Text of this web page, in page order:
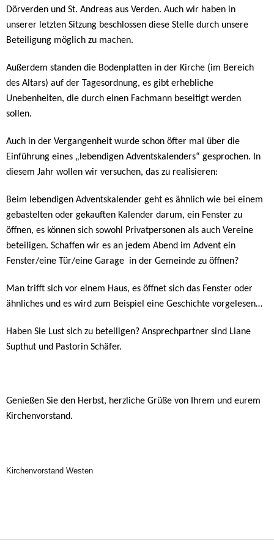
Dörverden und St. Andreas aus Verden. Auch wir haben in
unserer letzten Sitzung beschlossen diese Stelle durch unsere
Beteiligung möglich zu machen.
Außerdem standen die Bodenplatten in der Kirche (im Bereich
des Altars) auf der Tagesordnung, es gibt erhebliche
Unebenheiten, die durch einen Fachmann beseitigt werden
sollen.
Auch in der Vergangenheit wurde schon öfter mal über die
Einführung eines „lebendigen Adventskalenders“ gesprochen. In
diesem Jahr wollen wir versuchen, das zu realisieren:
Beim lebendigen Adventskalender geht es ähnlich wie bei einem
gebastelten oder gekauften Kalender darum, ein Fenster zu
öffnen, es können sich sowohl Privatpersonen als auch Vereine
beteiligen. Schaffen wir es an jedem Abend im Advent ein
Fenster/eine Tür/eine Garage in der Gemeinde zu öffnen?
Man trifft sich vor einem Haus, es öffnet sich das Fenster oder
ähnliches und es wird zum Beispiel eine Geschichte vorgelesen…
Haben Sie Lust sich zu beteiligen? Ansprechpartner sind Liane
Supthut und Pastorin Schäfer.
Genießen Sie den Herbst, herzliche Grüße von Ihrem und eurem
Kirchenvorstand.
Kirchenvorstand Westen